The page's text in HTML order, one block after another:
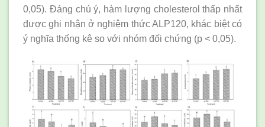
0,05). Đáng chú ý, hàm lượng cholesterol thấp nhất
được ghi nhận ở nghiệm thức ALP120, khác biệt có
ý nghĩa thống kê so với nhóm đối chứng (p < 0,05).